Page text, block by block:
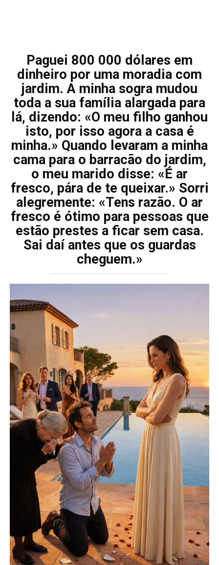
Paguei 800 000 dólares em
dinheiro por uma moradia com
jardim. A minha sogra mudou
toda a sua família alargada para
lá, dizendo: «O meu filho ganhou
isto, por isso agora a casa é
minha.» Quando levaram a minha
cama para o barracão do jardim,
o meu marido disse: «É ar
fresco, pára de te queixar.» Sorri
alegremente: «Tens razão. O ar
fresco é ótimo para pessoas que
estão prestes a ficar sem casa.
Sai daí antes que os guardas
cheguem.»